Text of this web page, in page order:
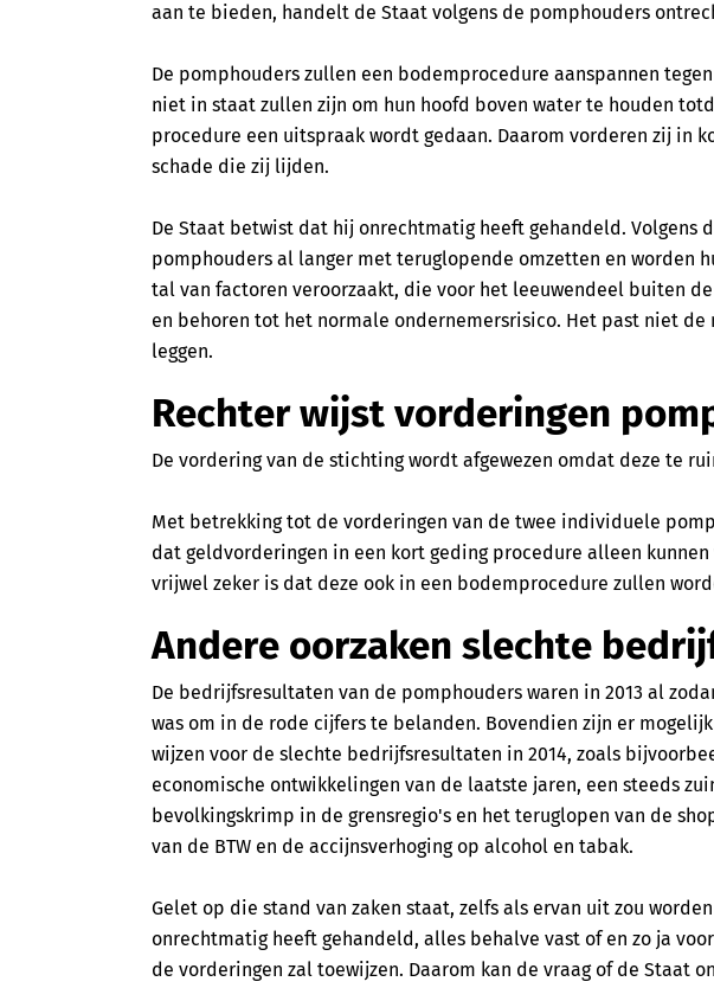
aan te bieden, handelt de Staat volgens de pomphouders
De pomphouders zullen een bodemprocedure aanspannen
niet in staat zullen zijn om hun hoofd boven water te houden
procedure een uitspraak wordt gedaan. Daarom vorderen zij in
schade die zij lijden.
De Staat betwist dat hij onrechtmatig heeft gehandeld. Volgens
pomphouders al langer met teruglopende omzetten en worden
tal van factoren veroorzaakt, die voor het leeuwendeel buiten
en behoren tot het normale ondernemersrisico. Het past niet
leggen.
Rechter wijst vorderingen
De vordering van de stichting wordt afgewezen omdat deze te
Met betrekking tot de vorderingen van de twee individuele
dat geldvorderingen in een kort geding procedure alleen kunnen
vrijwel zeker is dat deze ook in een bodemprocedure zullen
Andere oorzaken slechte
De bedrijfsresultaten van de pomphouders waren in 2013 al
was om in de rode cijfers te belanden. Bovendien zijn er
wijzen voor de slechte bedrijfsresultaten in 2014, zoals
economische ontwikkelingen van de laatste jaren, een steeds
bevolkingskrimp in de grensregio's en het teruglopen van de
van de BTW en de accijnsverhoging op alcohol en tabak.
Gelet op die stand van zaken staat, zelfs als ervan uit zou
onrechtmatig heeft gehandeld, alles behalve vast of en zo ja
de vorderingen zal toewijzen. Daarom kan de vraag of de Staat